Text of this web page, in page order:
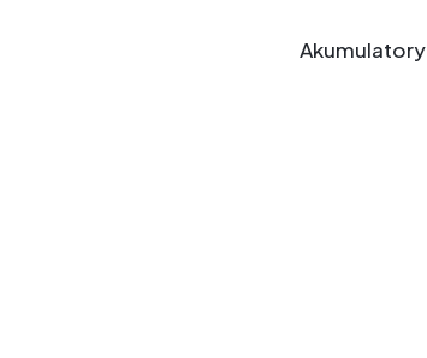
Akumulatory